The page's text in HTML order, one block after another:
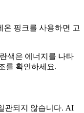
온 핑크를 사용하면 고
색은 에너지를 나타
를 확인하세요.
관되지 않습니다. AI